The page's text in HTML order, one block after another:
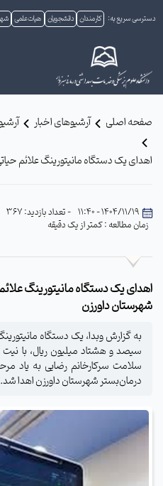
دسترسی سریع به: کارمندان دانشجویان هیات علمی
صفحه اصلی آرشیوهای اخبار
اهدای یک دستگاه مانیتورینگ علائم
1404/11/19 - 11:40 - تعداد بازدید: 367
زمان مطالعه : کمتر از یک دقیقه
اهدای یک دستگاه مانیتورینگ
شهرستان داورزن
به گزارش وبدا، یک دستگاه
سیصد و هشتاد میلیون ریال، با
سلامت سرکارخانم رضایی به یاد
درمان‌بستر شهرستان داورزن اهدا شد.